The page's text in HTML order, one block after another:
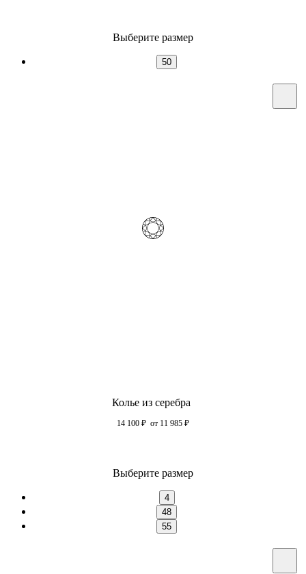
Выберите размер
50
Колье из серебра
14 100 ₽ от 11 985 ₽
Выберите размер
4
48
55